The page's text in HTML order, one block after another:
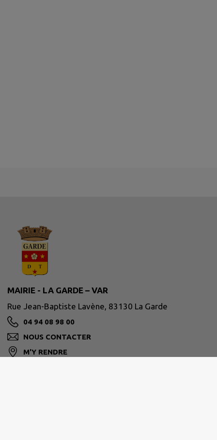
MAIRIE - LA GARDE – VAR
Rue Jean-Baptiste Lavène, 83130 La Garde
04 94 08 98 00
NOUS CONTACTER
M'Y RENDRE